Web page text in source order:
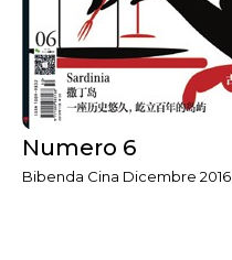
Numero 6
Bibenda Cina Dicembre 2016